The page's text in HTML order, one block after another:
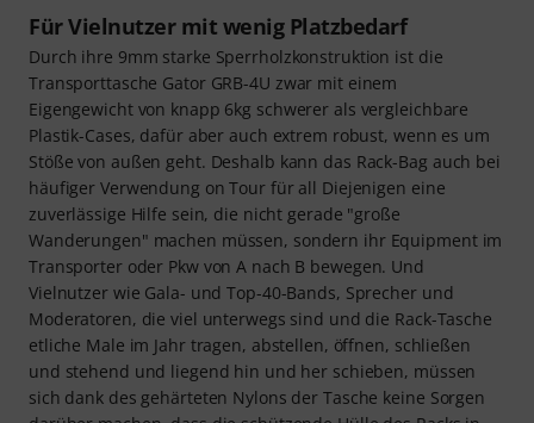
Für Vielnutzer mit wenig Platzbedarf
Durch ihre 9mm starke Sperrholzkonstruktion ist die
Transporttasche Gator GRB-4U zwar mit einem
Eigengewicht von knapp 6kg schwerer als vergleichbare
Plastik-Cases, dafür aber auch extrem robust, wenn es um
Stöße von außen geht. Deshalb kann das Rack-Bag auch bei
häufiger Verwendung on Tour für all Diejenigen eine
zuverlässige Hilfe sein, die nicht gerade "große
Wanderungen" machen müssen, sondern ihr Equipment im
Transporter oder Pkw von A nach B bewegen. Und
Vielnutzer wie Gala- und Top-40-Bands, Sprecher und
Moderatoren, die viel unterwegs sind und die Rack-Tasche
etliche Male im Jahr tragen, abstellen, öffnen, schließen
und stehend und liegend hin und her schieben, müssen
sich dank des gehärteten Nylons der Tasche keine Sorgen